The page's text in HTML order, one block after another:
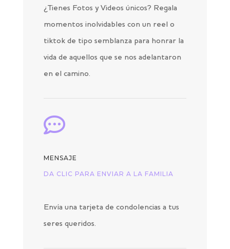
¿Tienes Fotos y Videos únicos? Regala
momentos inolvidables con un reel o
tiktok de tipo semblanza para honrar la
vida de aquellos que se nos adelantaron
en el camino.

MENSAJE
DA CLIC PARA ENVIAR A LA FAMILIA
Envía una tarjeta de condolencias a tus
seres queridos.